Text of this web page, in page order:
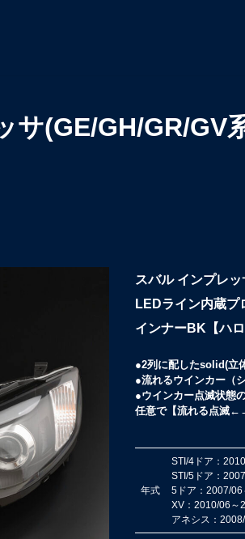
サ(GE/GH/GR/
スバル インプレ
LEDライン内蔵プ
インナーBK【ハロ
●2列に配したsolid(立
●流れるウインカー（
●ウインカー点滅状態
任意で【流れる点滅
年式
STI/4ドア：
STI/5ドア：
5ドア：2007/06
XV：2010/06～
アネシス：